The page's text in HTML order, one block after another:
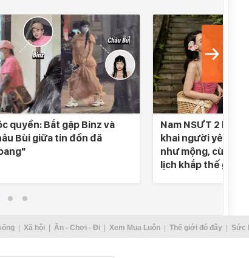
quyền: Bắt gặp Binz và
Bùi giữa tin đồn đã
Nam NSƯT 2 lần
khai người yêu SN
như mộng, cùng
lịch khắp thế gian
Xã hội Ăn - Chơi - Đi Xem Mua Luôn Thế giới đó đây Sức